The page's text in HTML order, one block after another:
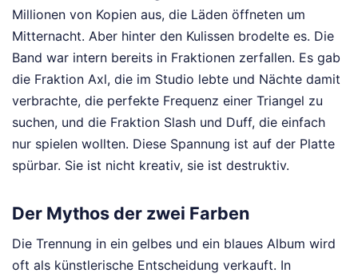
Millionen von Kopien aus, die Läden öffneten um
Mitternacht. Aber hinter den Kulissen brodelte es. Die
Band war intern bereits in Fraktionen zerfallen. Es gab
die Fraktion Axl, die im Studio lebte und Nächte damit
verbrachte, die perfekte Frequenz einer Triangel zu
suchen, und die Fraktion Slash und Duff, die einfach
nur spielen wollten. Diese Spannung ist auf der Platte
spürbar. Sie ist nicht kreativ, sie ist destruktiv.
Der Mythos der zwei Farben
Die Trennung in ein gelbes und ein blaues Album wird
oft als künstlerische Entscheidung verkauft. In